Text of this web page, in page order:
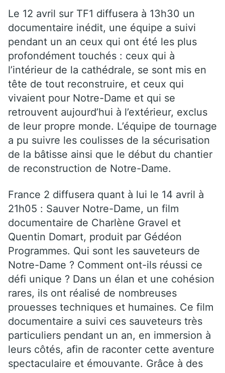
Le 12 avril sur TF1 diffusera à 13h30 un
documentaire inédit, une équipe a suivi
pendant un an ceux qui ont été les plus
profondément touchés : ceux qui à
l’intérieur de la cathédrale, se sont mis en
tête de tout reconstruire, et ceux qui
vivaient pour Notre-Dame et qui se
retrouvent aujourd’hui à l’extérieur, exclus
de leur propre monde. L’équipe de tournage
a pu suivre les coulisses de la sécurisation
de la bâtisse ainsi que le début du chantier
de reconstruction de Notre-Dame.
France 2 diffusera quant à lui le 14 avril à
21h05 : Sauver Notre-Dame, un film
documentaire de Charlène Gravel et
Quentin Domart, produit par Gédéon
Programmes. Qui sont les sauveteurs de
Notre-Dame ? Comment ont-ils réussi ce
défi unique ? Dans un élan et une cohésion
rares, ils ont réalisé de nombreuses
prouesses techniques et humaines. Ce film
documentaire a suivi ces sauveteurs très
particuliers pendant un an, en immersion à
leurs côtés, afin de raconter cette aventure
spectaculaire et émouvante. Grâce à des